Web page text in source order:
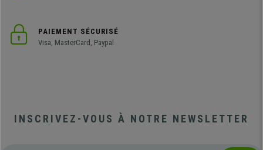
PAIEMENT SÉCURISÉ
Visa, MasterCard, Paypal
INSCRIVEZ-VOUS À NOTRE NEWSLETTER